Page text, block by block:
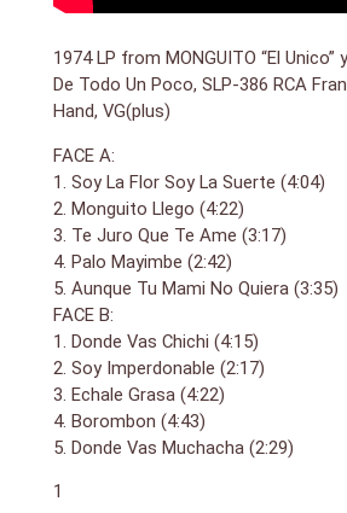
1974 LP from MONGUITO “El
De Todo Un Poco, SLP-386 RCA
Hand, VG(plus)
FACE A:
1. Soy La Flor Soy La Suerte (4:04)
2. Monguito Llego (4:22)
3. Te Juro Que Te Ame (3:17)
4. Palo Mayimbe (2:42)
5. Aunque Tu Mami No Quiera (3:35)
FACE B:
1. Donde Vas Chichi (4:15)
2. Soy Imperdonable (2:17)
3. Echale Grasa (4:22)
4. Borombon (4:43)
5. Donde Vas Muchacha (2:29)
1